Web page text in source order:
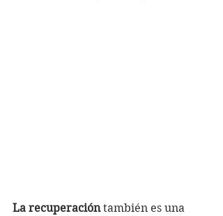
La recuperación también es una